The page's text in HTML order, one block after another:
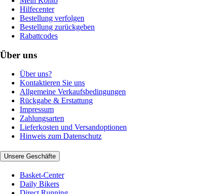
Hilfecenter
Bestellung verfolgen
Bestellung zurückgeben
Rabattcodes
Über uns
Über uns?
Kontaktieren Sie uns
Allgemeine Verkaufsbedingungen
Rückgabe & Erstattung
Impressum
Zahlungsarten
Lieferkosten und Versandoptionen
Hinweis zum Datenschutz
Unsere Geschäfte
Basket-Center
Daily Bikers